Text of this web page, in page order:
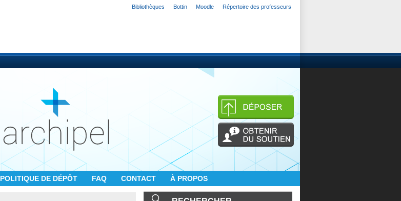
Bibliothèques Bottin Moodle Répertoire des professeurs
POLITIQUE DE DÉPÔT FAQ CONTACT À PROPOS